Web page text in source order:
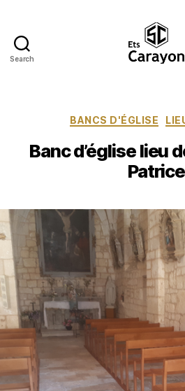
Search
BANCS D'ÉGLISE
Banc d’église lieu
Patrice